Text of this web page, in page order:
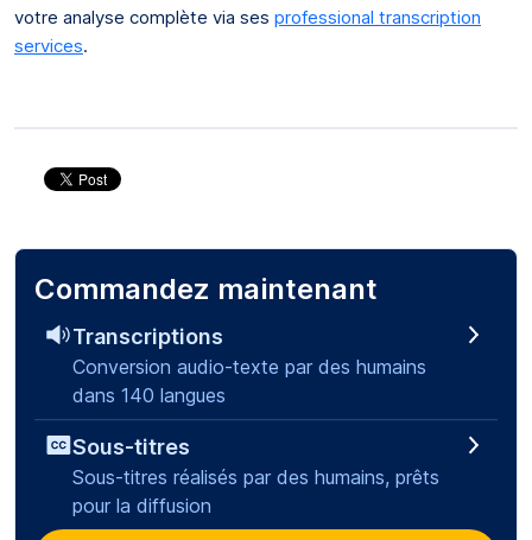
votre analyse complète via ses professional transcription
services.
Commandez maintenant
Transcriptions
Conversion audio-texte par des humains
dans 140 langues
Sous-titres
Sous-titres réalisés par des humains, prêts
pour la diffusion